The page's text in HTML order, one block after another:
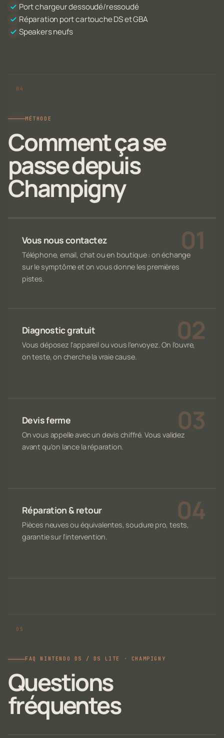
Port chargeur dessoudé/ressoudé
Réparation port cartouche DS et GBA
Speakers neufs
MÉTHODE
Comment ça se
passe depuis
Champigny
Vous nous contactez
Téléphone, email, chat ou en boutique : on échange
sur le symptôme et on vous donne les premières
pistes.
Diagnostic gratuit
Vous déposez l'appareil ou vous l'envoyez. On l'ouvre,
on teste, on cherche la vraie cause.
Devis ferme
On vous appelle avec un devis chiffré. Vous validez
avant qu'on lance la réparation.
Réparation & retour
Pièces neuves ou équivalentes, soudure pro, tests,
garantie sur l'intervention.
FAQ NINTENDO DS / DS LITE · CHAMPIGNY
Questions
fréquentes